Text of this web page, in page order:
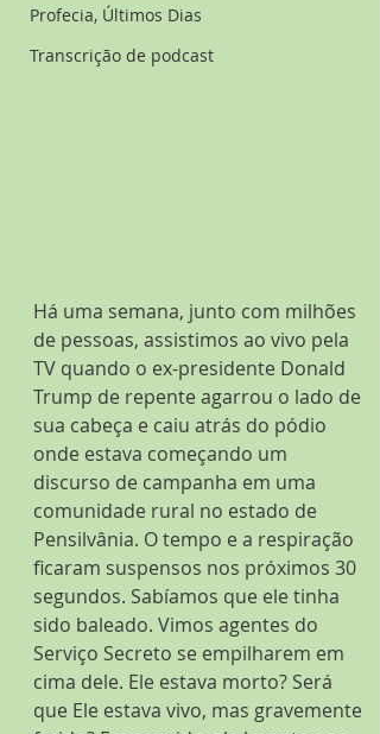
Profecia, Últimos Dias
Transcrição de podcast
Há uma semana, junto com milhões
de pessoas, assistimos ao vivo pela
TV quando o ex-presidente Donald
Trump de repente agarrou o lado de
sua cabeça e caiu atrás do pódio
onde estava começando um
discurso de campanha em uma
comunidade rural no estado de
Pensilvânia. O tempo e a respiração
ficaram suspensos nos próximos 30
segundos. Sabíamos que ele tinha
sido baleado. Vimos agentes do
Serviço Secreto se empilharem em
cima dele. Ele estava morto? Será
que Ele estava vivo, mas gravemente